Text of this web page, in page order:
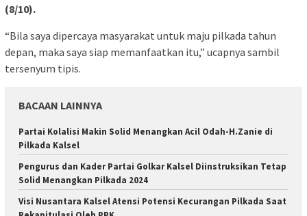
(8/10).
“Bila saya dipercaya masyarakat untuk maju pilkada tahun
depan, maka saya siap memanfaatkan itu,” ucapnya sambil
tersenyum tipis.
BACAAN LAINNYA
Partai Kolalisi Makin Solid Menangkan Acil Odah-H.Zanie di
Pilkada Kalsel
Pengurus dan Kader Partai Golkar Kalsel Diinstruksikan Tetap
Solid Menangkan Pilkada 2024
Visi Nusantara Kalsel Atensi Potensi Kecurangan Pilkada Saat